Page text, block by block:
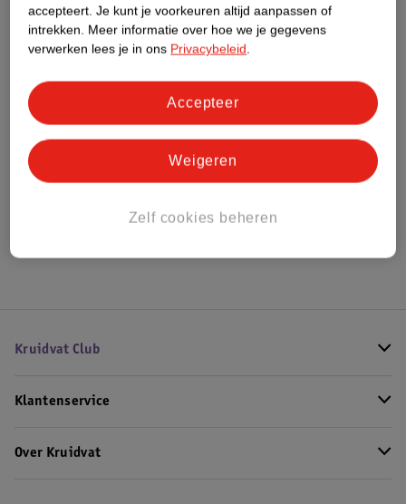
Meer informatie
Bestel & Bezorginformatie
Bekijk ook
Kruidvat Club
Klantenservice
Over Kruidvat
accepteert. Je kunt je voorkeuren altijd aanpassen of
intrekken. Meer informatie over hoe we je gegevens
verwerken lees je in ons Privacybeleid.
Zelf cookies beheren
Weigeren
Accepteer